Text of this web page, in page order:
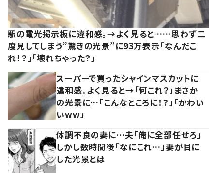
駅の電光掲示板に違和感。→よく見ると……思わず二
度見してしまう”驚きの光景”に93万表示「なんだこ
れ！？」「壊れちゃった？」
スーパーで買ったシャインマスカットに
違和感。よく見ると→「何これ？」まさか
の光景に…「こんなところに！？」「かわい
いww」
体調不良の妻に…夫「俺に全部任せろ」
しかし数時間後「なにこれ…」妻が目に
した光景とは